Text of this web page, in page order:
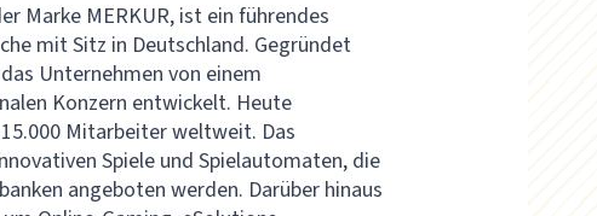
Marke MERKUR, ist ein führendes
mit Sitz in Deutschland. Gegründet
Unternehmen von einem
Konzern entwickelt. Heute
Mitarbeiter weltweit. Das
Spiele und Spielautomaten, die
angeboten werden. Darüber hinaus